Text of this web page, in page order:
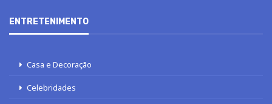
ENTRETENIMENTO
Casa e Decoração
Celebridades